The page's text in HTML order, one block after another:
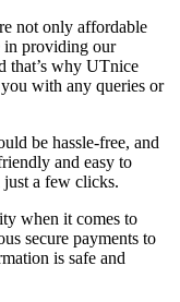
not only affordable
in providing our
that’s why UTnice
with any queries or
be hassle-free, and
and easy to
just a few clicks.
when it comes to
secure payments to
is safe and